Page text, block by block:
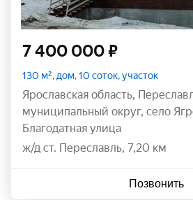
7 400 000 ₽
130 м², дом, 10 соток, участок
Ярославская область,
муниципальный округ, село
Благодатная улица
ж/д ст. Переславль, 7,20 км
Позвонить